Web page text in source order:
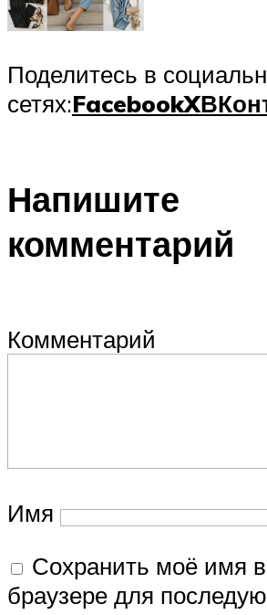
Поделитесь в
сетях:FacebookX
Напишите
комментарий
Комментарий
Имя
Сохранить моё имя
браузере для